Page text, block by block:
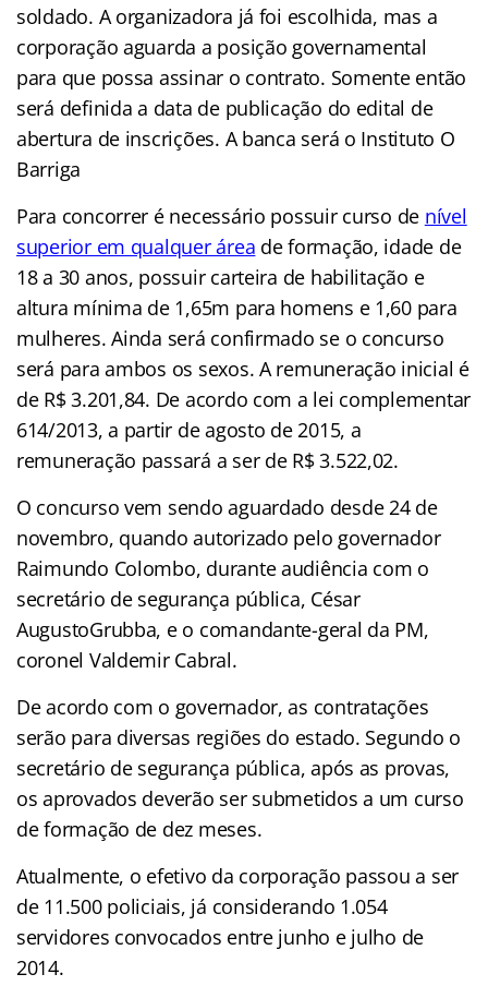
soldado. A organizadora já foi escolhida, mas a
corporação aguarda a posição governamental
para que possa assinar o contrato. Somente então
será definida a data de publicação do edital de
abertura de inscrições. A banca será o Instituto O
Barriga
Para concorrer é necessário possuir curso de nível
superior em qualquer área de formação, idade de
18 a 30 anos, possuir carteira de habilitação e
altura mínima de 1,65m para homens e 1,60 para
mulheres. Ainda será confirmado se o concurso
será para ambos os sexos. A remuneração inicial é
de R$ 3.201,84. De acordo com a lei complementar
614/2013, a partir de agosto de 2015, a
remuneração passará a ser de R$ 3.522,02.
O concurso vem sendo aguardado desde 24 de
novembro, quando autorizado pelo governador
Raimundo Colombo, durante audiência com o
secretário de segurança pública, César
AugustoGrubba, e o comandante-geral da PM,
coronel Valdemir Cabral.
De acordo com o governador, as contratações
serão para diversas regiões do estado. Segundo o
secretário de segurança pública, após as provas,
os aprovados deverão ser submetidos a um curso
de formação de dez meses.
Atualmente, o efetivo da corporação passou a ser
de 11.500 policiais, já considerando 1.054
servidores convocados entre junho e julho de
2014.